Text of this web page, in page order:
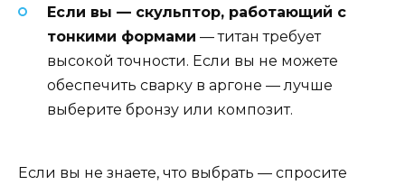
Если вы — скульптор, работающий с
тонкими формами — титан требует
высокой точности. Если вы не можете
обеспечить сварку в аргоне — лучше
выберите бронзу или композит.
Если вы не знаете, что выбрать — спросите